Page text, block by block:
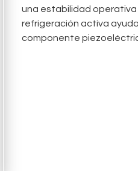
una estabilidad
refrigeración activa
componente